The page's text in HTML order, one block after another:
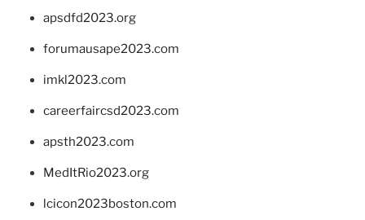
apsdfd2023.org
forumausape2023.com
imkl2023.com
careerfaircsd2023.com
apsth2023.com
MedItRio2023.org
lcicon2023boston.com